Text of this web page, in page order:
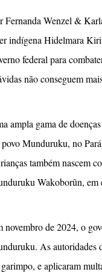
Fernanda Wenzel &
indígena Hidelmara
federal para
não conseguem
ampla gama de
Munduruku, no
também nascem
Wakoborũn, em
novembro de 2024, o
As autoridades
e aplicaram